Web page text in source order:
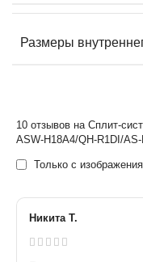
Размеры
10 отзывов на Сплит-
ASW-H18A4/QH-R1DI/
Только с
Никита Т.